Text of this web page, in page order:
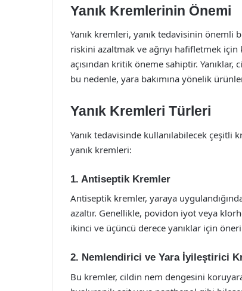
Yanık Kremlerinin Önemi
Yanık kremleri, yanık tedavisinin önemli
riskini azaltmak ve ağrıyı hafifletmek için
açısından kritik öneme sahiptir.
bu nedenle, yara bakımına yönelik
Yanık Kremleri Türleri
Yanık tedavisinde kullanılabilecek çeşitli
yanık kremleri:
1. Antiseptik Kremler
Antiseptik kremler, yaraya
azaltır. Genellikle, povidon iyot veya
ikinci ve üçüncü derece yanıklar için
2. Nemlendirici ve Yara İyileştirici
Bu kremler, cildin nem dengesini